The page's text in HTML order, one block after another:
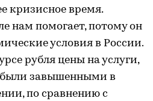
кризисное время.
нам помогает, потому он
условия в России.
рубля цены на услуги,
были завышенными в
по сравнению с